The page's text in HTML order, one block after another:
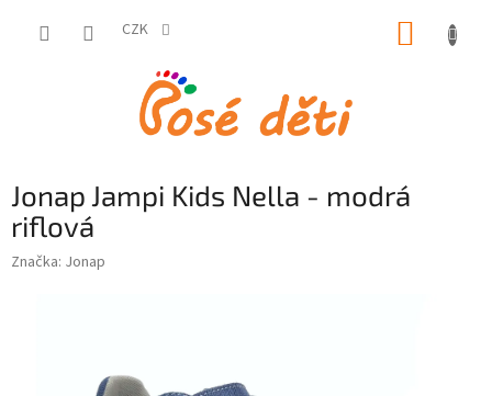
CZK
Jonap Jampi Kids Nella - modrá
riflová
Značka: Jonap